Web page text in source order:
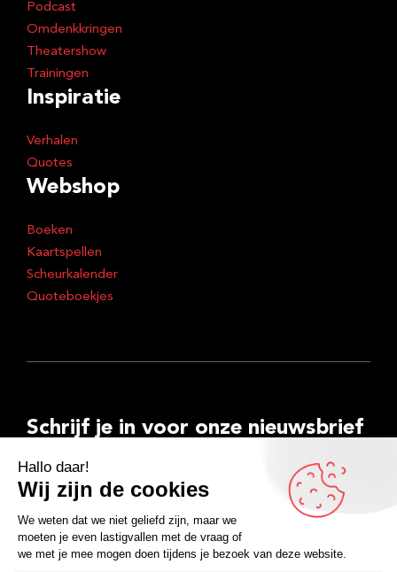
Podcast
Omdenkkringen
Theatershow
Trainingen
Inspiratie
Verhalen
Quotes
Webshop
Boeken
Kaartspellen
Scheurkalender
Quoteboekjes
Schrijf je in voor onze nieuwsbrief
E-
mailadres
Inschrijven